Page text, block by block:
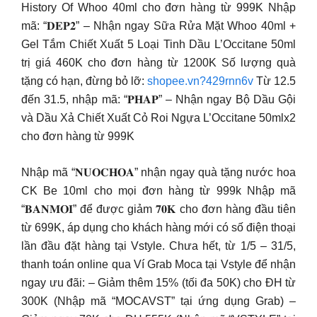
History Of Whoo 40ml cho đơn hàng từ 999K Nhập
mã: “𝐃𝐄𝐏𝟐” – Nhận ngay Sữa Rửa Mặt Whoo 40ml +
Gel Tắm Chiết Xuất 5 Loại Tinh Dầu L’Occitane 50ml
trị giá 460K cho đơn hàng từ 1200K Số lượng quà
tặng có hạn, đừng bỏ lỡ: shopee.vn?429rnn6v Từ 12.5
đến 31.5, nhập mã: “𝐏𝐇𝐀𝐏” – Nhận ngay Bộ Dầu Gội
và Dầu Xả Chiết Xuất Cỏ Roi Ngựa L’Occitane 50mlx2
cho đơn hàng từ 999K
Nhập mã “𝐍𝐔𝐎𝐂𝐇𝐎𝐀” nhận ngay quà tặng nước hoa
CK Be 10ml cho mọi đơn hàng từ 999k Nhập mã
“𝐁𝐀𝐍𝐌𝐎𝐈” để được giảm 𝟕𝟎𝐊 cho đơn hàng đầu tiên
từ 699K, áp dụng cho khách hàng mới có số điện thoại
lần đầu đặt hàng tại Vstyle. Chưa hết, từ 1/5 – 31/5,
thanh toán online qua Ví Grab Moca tại Vstyle để nhận
ngay ưu đãi: – Giảm thêm 15% (tối đa 50K) cho ĐH từ
300K (Nhập mã “MOCAVST” tại ứng dụng Grab) –